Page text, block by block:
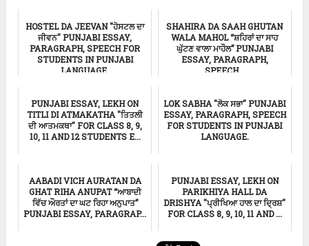
HOSTEL DA JEEVAN "ਹੋਸਟਲ ਦਾ
ਜੀਵਨ" PUNJABI ESSAY,
PARAGRAPH, SPEECH FOR
STUDENTS IN PUNJABI
LANGUAGE.
SHAHIRA DA SAAH GHUTAN
WALA MAHOL “ਸ਼ਹਿਰਾਂ ਦਾ ਸਾਹ
ਘੁੱਟਣ ਵਾਲਾ ਮਾਹੌਲ” PUNJABI
ESSAY, PARAGRAPH,
SPEECH...
PUNJABI ESSAY, LEKH ON
TITLI DI ATMAKATHA "ਤਿਤਲੀ
ਦੀ ਆਤਮਕਥਾ" FOR CLASS 8, 9,
10, 11 AND 12 STUDENTS E...
LOK SABHA "ਲੋਕ ਸਭਾ" PUNJABI
ESSAY, PARAGRAPH, SPEECH
FOR STUDENTS IN PUNJABI
LANGUAGE.
AABADI VICH AURATAN DA
GHAT RIHA ANUPAT “ਆਬਾਦੀ
ਵਿੱਚ ਔਰਤਾਂ ਦਾ ਘਟ ਰਿਹਾ ਅਨੁਪਾਤ”
PUNJABI ESSAY, PARAGRAP...
PUNJABI ESSAY, LEKH ON
PARIKHIYA HALL DA
DRISHYA "ਪ੍ਰੀਖਿਆ ਹਾਲ ਦਾ ਦ੍ਰਿਸ਼"
FOR CLASS 8, 9, 10, 11 AND ...